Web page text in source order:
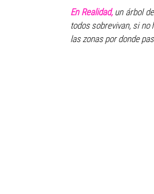
En Realidad, un árbol
todos sobrevivan, si
las zonas por donde